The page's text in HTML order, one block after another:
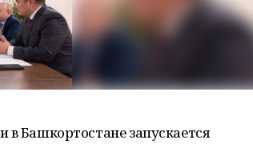
Башкортостане запускается